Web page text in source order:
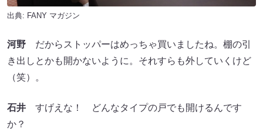
出典: FANY マガジン
河野 だからストッパーはめっちゃ買いましたね。棚の引
き出しとかも開かないように。それすらも外していくけど
（笑）。
石井 すげえな！ どんなタイプの戸でも開けるんです
か？